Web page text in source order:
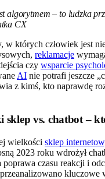
algorytmem – to ludzka
CX
w których człowiek jest
reklamacje
czy wsparcie
AI nie potrafi jeszcze
z kimś, kto naprawdę
sklep vs. chatbot –
wielkości sklep
2023 roku wdrożył
poprawa czasu reakcji i
przeanalizowano